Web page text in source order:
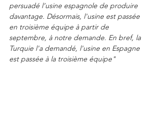
persuadé l’usine espagnole de produire
davantage. Désormais, l'usine est passée
en troisième équipe à partir de
septembre, à notre demande. En bref, la
Turquie l'a demandé, l'usine en Espagne
est passée à la troisième équipe"